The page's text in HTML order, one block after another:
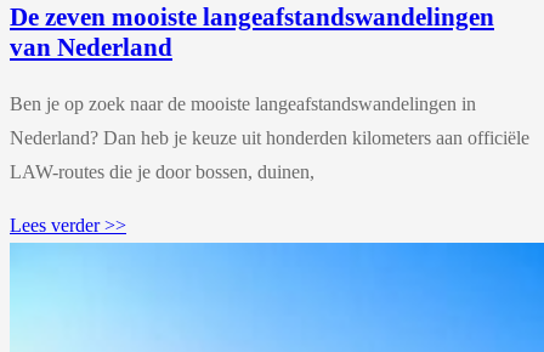
De zeven mooiste langeafstandswandelingen
van Nederland
Ben je op zoek naar de mooiste langeafstandswandelingen in
Nederland? Dan heb je keuze uit honderden kilometers aan officiële
LAW-routes die je door bossen, duinen,
Lees verder >>